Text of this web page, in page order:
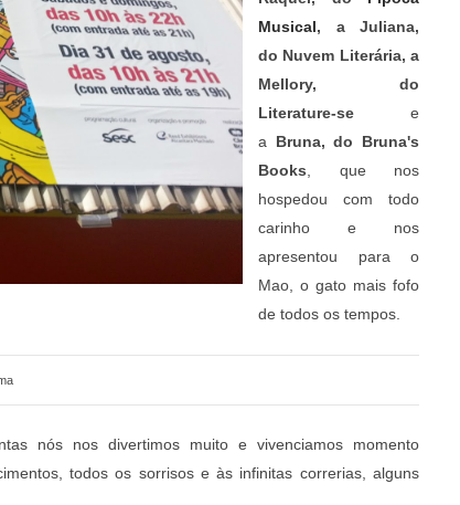
Musical, a Juliana,
do Nuvem Literária, a
Mellory, do
Literature-se e
a Bruna, do Bruna's
Books , que nos
hospedou com todo
carinho e nos
apresentou para o
Mao, o gato mais fofo
de todos os tempos.
nós nos divertimos muito e vivenciamos momento
todos os sorrisos e às infinitas correrias, alguns